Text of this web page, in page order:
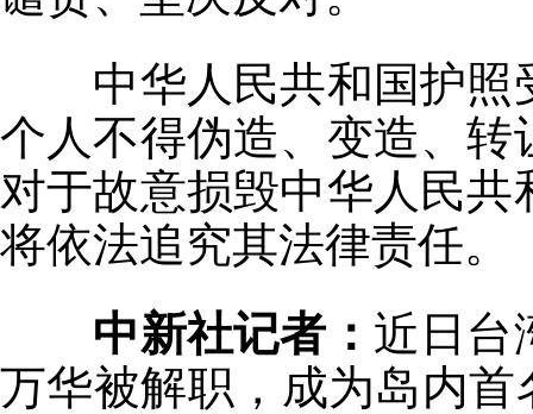
中华人民共和国护照
个人不得伪造、变造、
对于故意损毁中华人民
将依法追究其法律责任。
中新社记者： 近日台
万华被解职，成为岛内